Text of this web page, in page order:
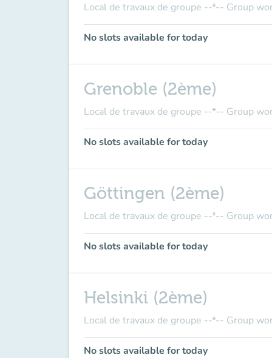
Local de travaux de groupe --*-- Group
No slots available for today
Grenoble (2ème)
Local de travaux de groupe --*-- Group
No slots available for today
Göttingen (2ème)
Local de travaux de groupe --*-- Group
No slots available for today
Helsinki (2ème)
Local de travaux de groupe --*-- Group
No slots available for today